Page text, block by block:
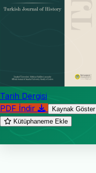
Tarih Dergisi
PDF İndir
Kaynak Göster
Kütüphaneme Ekle